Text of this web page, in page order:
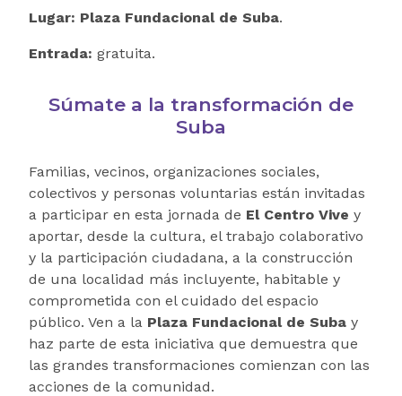
Lugar: Plaza Fundacional de Suba.
Entrada: gratuita.
Súmate a la transformación de
Suba
Familias, vecinos, organizaciones sociales,
colectivos y personas voluntarias están invitadas
a participar en esta jornada de El Centro Vive y
aportar, desde la cultura, el trabajo colaborativo
y la participación ciudadana, a la construcción
de una localidad más incluyente, habitable y
comprometida con el cuidado del espacio
público. Ven a la Plaza Fundacional de Suba y
haz parte de esta iniciativa que demuestra que
las grandes transformaciones comienzan con las
acciones de la comunidad.